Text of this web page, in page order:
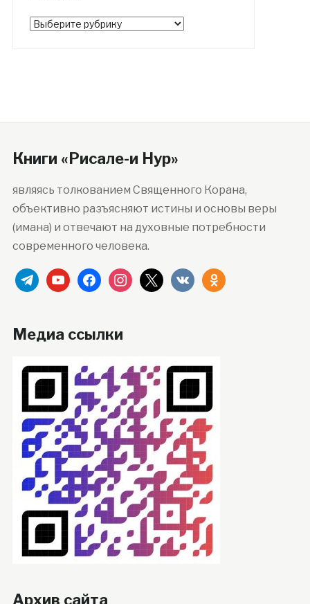
Рубрики
Книги «Рисале-и Нур»
являясь толкованием Священного Корана,
объективно разъясняют истины и основы веры
(имана) и отвечают на духовные потребности
современного человека.
telegramyoutubefacebookinstagram
x vkontakteodnoklassniki
Медиа ссылки
Архив сайта